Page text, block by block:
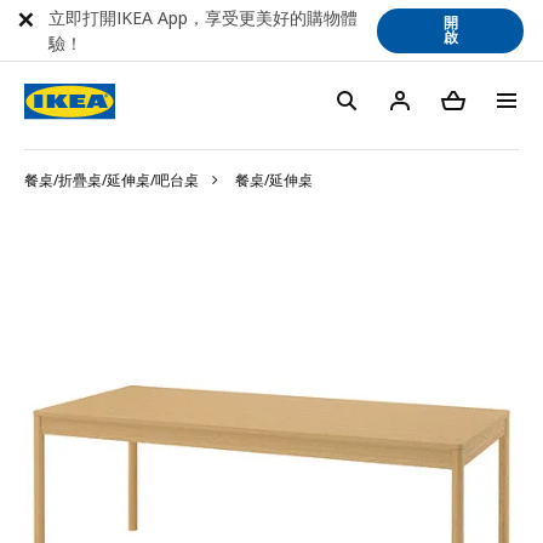
餐桌/折疊桌/延伸桌/吧台桌 餐桌/延伸桌
立即打開IKEA App，享受更美好的購物體
驗！
開
啟